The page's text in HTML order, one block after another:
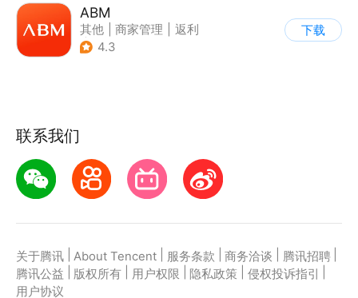
ABM
其他 商家管理
返利
| 海淘
4.3
下载
联系我们
关于腾讯 About Tencent 服务条款 商务洽谈 腾讯招聘
腾讯公益
版权所有 用户权限 隐私政策 侵权投诉指引
用户协议